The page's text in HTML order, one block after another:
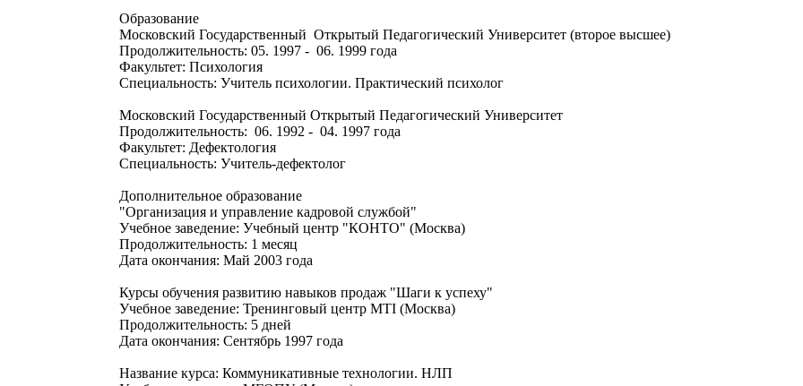
Образование
Московский Государственный Открытый Педагогический Университет (второе высшее)
Продолжительность: 05. 1997 - 06. 1999 года
Факультет: Психология
Специальность: Учитель психологии. Практический психолог
Московский Государственный Открытый Педагогический Университет
Продолжительность: 06. 1992 - 04. 1997 года
Факультет: Дефектология
Специальность: Учитель-дефектолог
Дополнительное образование
"Организация и управление кадровой службой"
Учебное заведение: Учебный центр "КОНТО" (Москва)
Продолжительность: 1 месяц
Дата окончания: Май 2003 года
Курсы обучения развитию навыков продаж "Шаги к успеху"
Учебное заведение: Тренинговый центр MTI (Москва)
Продолжительность: 5 дней
Дата окончания: Сентябрь 1997 года
Название курса: Коммуникативные технологии. НЛП